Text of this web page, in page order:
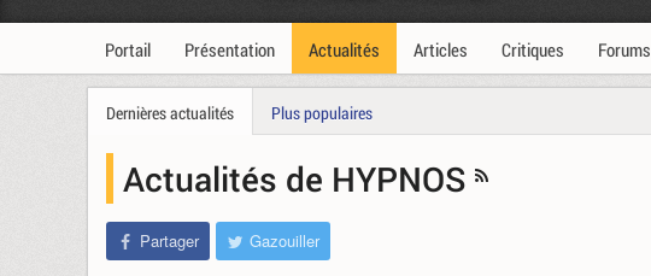
Portail Présentation Actualités Articles Critiques Forums
Dernières actualités Plus populaires
Actualités de HYPNOS
Partager Gazouiller